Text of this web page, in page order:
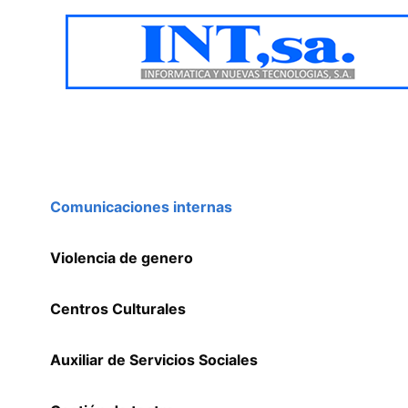
Comunicaciones internas
Violencia de genero
Centros Culturales
Auxiliar de Servicios Sociales